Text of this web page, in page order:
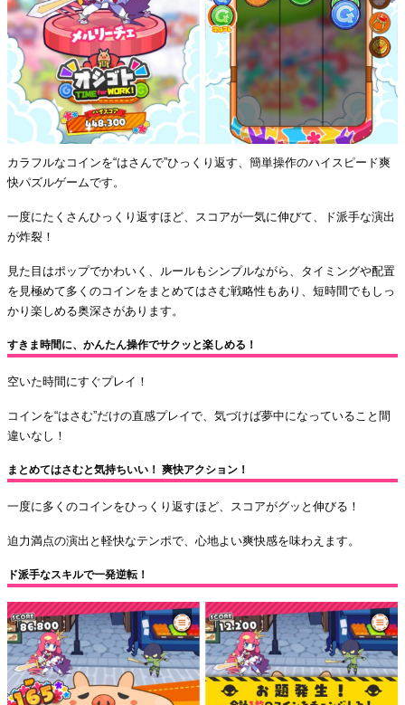
カラフルなコインを“はさんで”ひっくり返す、簡単操作のハイスピード爽
快パズルゲームです。
一度にたくさんひっくり返すほど、スコアが一気に伸びて、ド派手な演出
が炸裂！
見た目はポップでかわいく、ルールもシンプルながら、タイミングや配置
を見極めて多くのコインをまとめてはさむ戦略性もあり、短時間でもしっ
かり楽しめる奥深さがあります。
すきま時間に、かんたん操作でサクッと楽しめる！
空いた時間にすぐプレイ！
コインを“はさむ”だけの直感プレイで、気づけば夢中になっていること間
違いなし！
まとめてはさむと気持ちいい！ 爽快アクション！
一度に多くのコインをひっくり返すほど、スコアがグッと伸びる！
迫力満点の演出と軽快なテンポで、心地よい爽快感を味わえます。
ド派手なスキルで一発逆転！